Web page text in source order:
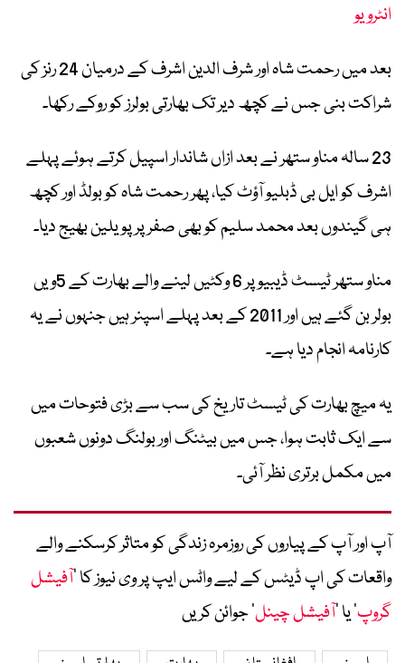
انٹرویو
بعد میں رحمت شاہ اور شرف الدین اشرف کے درمیان 24 رنز کی
شراکت بنی جس نے کچھ دیر تک بھارتی بولرز کو روکے رکھا۔
23 سالہ مناو ستھر نے بعد ازاں شاندار اسپیل کرتے ہوئے پہلے
اشرف کو ایل بی ڈبلیو آؤٹ کیا، پھر رحمت شاہ کو بولڈ اور کچھ
ہی گیندوں بعد محمد سلیم کو بھی صفر پر پویلین بھیج دیا۔
مناو ستھر ٹیسٹ ڈیبیو پر 6 وکٹیں لینے والے بھارت کے 5ویں
بولر بن گئے ہیں اور 2011 کے بعد پہلے اسپنر ہیں جنہوں نے یہ
کارنامہ انجام دیا ہے۔
یہ میچ بھارت کی ٹیسٹ تاریخ کی سب سے بڑی فتوحات میں
سے ایک ثابت ہوا، جس میں بیٹنگ اور بولنگ دونوں شعبوں
میں مکمل برتری نظر آئی۔
آپ اور آپ کے پیاروں کی روزمرہ زندگی کو متاثر کرسکنے والے
واقعات کی اپ ڈیٹس کے لیے واٹس ایپ پر وی نیوز کا ’آفیشل
گروپ‘ یا ’آفیشل چینل‘ جوائن کریں